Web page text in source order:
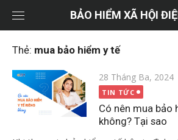
dung
BẢO HIỂM XÃ HỘI
Thẻ: mua bảo hiểm y tế
Đăng
vào
28 Tháng Ba, 2024
TIN TỨC
Có nên mua bảo
không? Tại sao